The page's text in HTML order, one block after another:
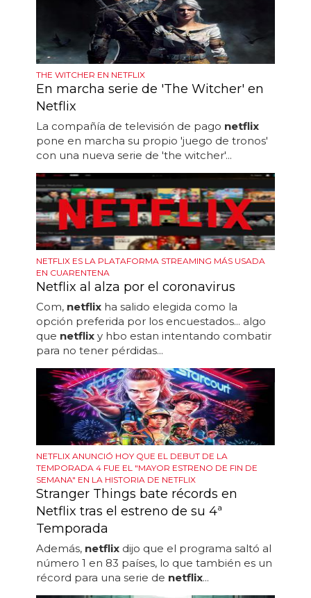
THE WITCHER EN NETFLIX
En marcha serie de 'The Witcher' en
Netflix
La compañía de televisión de pago netflix
pone en marcha su propio 'juego de tronos'
con una nueva serie de 'the witcher'...
NETFLIX ES LA PLATAFORMA STREAMING MÁS USADA
EN CUARENTENA
Netflix al alza por el coronavirus
Com, netflix ha salido elegida como la
opción preferida por los encuestados... algo
que netflix y hbo estan intentando combatir
para no tener pérdidas...
NETFLIX ANUNCIÓ HOY QUE EL DEBUT DE LA
TEMPORADA 4 FUE EL "MAYOR ESTRENO DE FIN DE
SEMANA" EN LA HISTORIA DE NETFLIX
Stranger Things bate récords en
Netflix tras el estreno de su 4ª
Temporada
Además, netflix dijo que el programa saltó al
número 1 en 83 países, lo que también es un
récord para una serie de netflix...